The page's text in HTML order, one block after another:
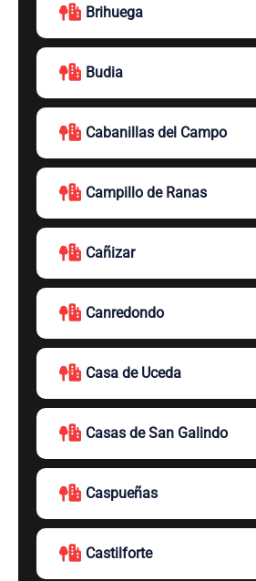
Brihuega
Budia
Cabanillas del Campo
Campillo de Ranas
Cañizar
Canredondo
Casa de Uceda
Casas de San Galindo
Caspueñas
Castilforte